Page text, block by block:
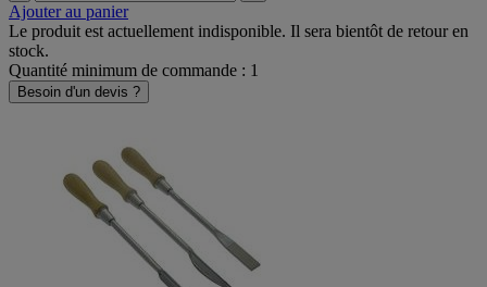
Ajouter au panier
Le produit est actuellement indisponible. Il sera bientôt de retour en
stock.
Quantité minimum de commande : 1
Besoin d'un devis ?